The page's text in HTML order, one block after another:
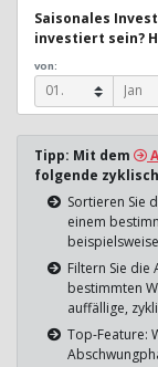
Saisonales
investiert sein?
von:
Tipp: Mit dem
folgende
Sortieren Sie
einem
Filtern Sie die
bestimmten
auffällige,
Top-Feature: